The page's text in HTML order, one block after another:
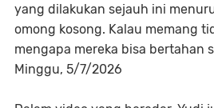
yang dilakukan sejauh ini
omong kosong. Kalau memang
mengapa mereka bisa bertahan
Minggu, 5/7/2026